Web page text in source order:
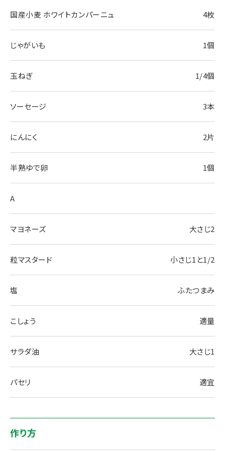
国産小麦 ホワイトカンパーニュ 4枚
じゃがいも 1個
玉ねぎ 1/4個
ソーセージ 3本
にんにく 2片
半熟ゆで卵 1個
A
マヨネーズ 大さじ2
粒マスタード 小さじ1と1/2
塩 ふたつまみ
こしょう 適量
サラダ油 大さじ1
パセリ 適宜
作り方